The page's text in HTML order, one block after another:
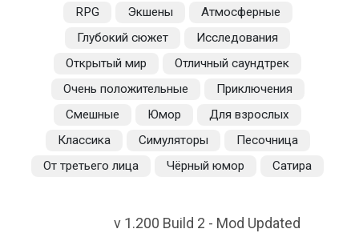
RPG Экшены
Атмосферные
Глубокий сюжет
Исследования
Открытый мир
Отличный саундтрек
Очень положительные
Приключения
Смешные
Юмор
Для взрослых
Классика
Симуляторы
Песочница
От третьего лица
Чёрный юмор Сатира
v 1.200 Build 2 - Mod Updated